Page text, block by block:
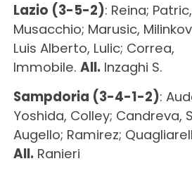
Lazio (3-5-2): Reina;
Musacchio; Marusic,
Luis Alberto, Lulic; Correa,
Immobile. All. Inzaghi S.
Sampdoria (3-4-1-2):
Yoshida, Colley; Candreva,
Augello; Ramirez;
All. Ranieri